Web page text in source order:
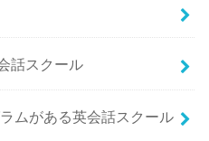
話スクール
ムがある英会話スクール